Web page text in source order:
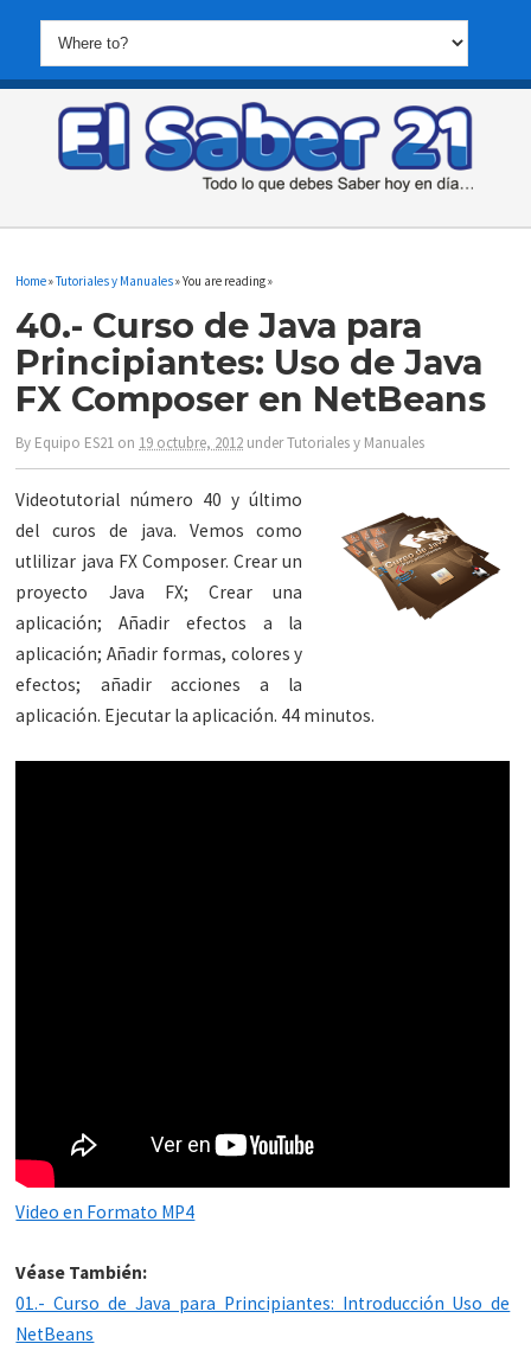
Home»Tutoriales y Manuales» You are reading »
40.- Curso de Java para
Principiantes: Uso de Java
FX Composer en NetBeans
By Equipo ES21 on 19 octubre, 2012 underTutoriales y Manuales
Videotutorial número 40 y último
del curos de java. Vemos como
utlilizar java FX Composer. Crear un
proyecto Java FX; Crear una
aplicación; Añadir efectos a la
aplicación; Añadir formas, colores y
efectos; añadir acciones a la
aplicación. Ejecutar la aplicación. 44 minutos.
Video en Formato MP4
Véase También:
01.- Curso de Java para Principiantes: Introducción Uso de
NetBeans